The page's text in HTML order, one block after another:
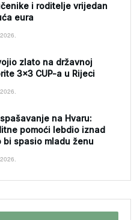
i roditelje vrijedan
eura
zlato na državnoj
3×3 CUP-a u Rijeci
na Hvaru:
pomoći lebdio iznad
bi spasio mladu ženu